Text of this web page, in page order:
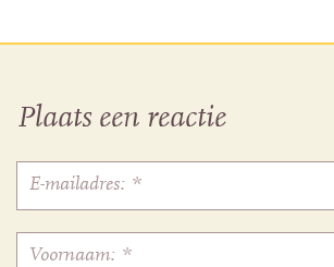
Plaats een reactie